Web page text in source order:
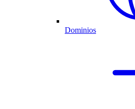
Dominios